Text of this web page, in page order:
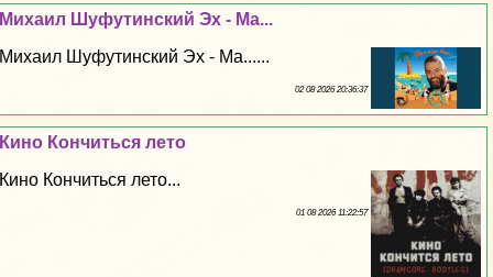
Михаил Шуфутинский Эх - Ма...
Михаил Шуфутинский Эх - Ма......
02 08 2026 20:36:37
Кино Кончиться лето
Кино Кончиться лето...
01 08 2026 11:22:57